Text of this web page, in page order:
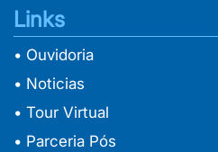
Links
• Ouvidoria
• Noticias
• Tour Virtual
• Parceria Pós